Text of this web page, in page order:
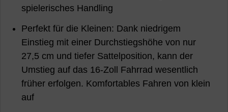
spielerisches Handling
Perfekt für die Kleinen: Dank niedrigem
Einstieg mit einer Durchstiegshöhe von nur
27,5 cm und tiefer Sattelposition, kann der
Umstieg auf das 16-Zoll Fahrrad wesentlich
früher erfolgen. Komfortables Fahren von klein
auf